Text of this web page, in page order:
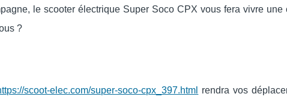
le scooter électrique Super Soco CPX vous fera vivre une
?
scoot-elec.com/super-soco-cpx_397.html
rendra vos